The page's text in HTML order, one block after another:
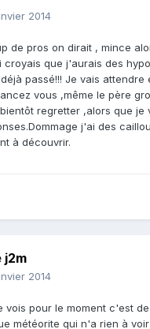
2014
de pros on dirait , mince
croyais que j'aurais des
passé!!! Je vais attendre
vous ,même le père
regretter ,alors que je
j'ai des
à découvrir.
j2m
2014
vois pour le moment c'est
météorite qui n'a rien à